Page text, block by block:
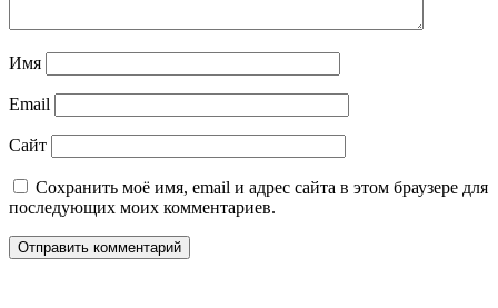
Имя
Email
Сайт
Сохранить моё имя, email и адрес сайта в этом браузере для
последующих моих комментариев.